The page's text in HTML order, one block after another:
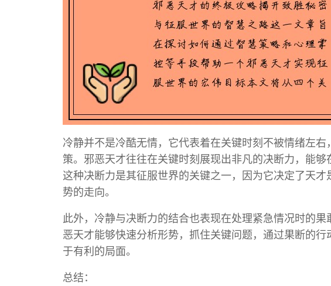
冷静并不是冷酷无情，它代表着在关键时刻不被情绪左
策。邪恶天才往往在关键时刻展现出非凡的决断力，能够
这种决断力是其征服世界的关键之一，因为它决定了天
势的走向。
此外，冷静与决断力的结合也表现在处理紧急情况时的
恶天才能够快速分析形势，抓住关键问题，通过果断的
于有利的局面。
总结：